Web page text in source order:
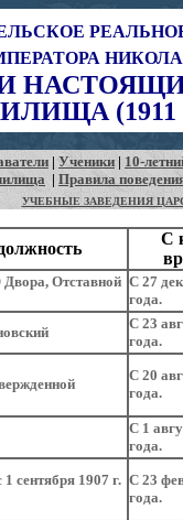
(1911
| Ученики | 10-
| Правила
УЧЕБНЫЕ ЗАВЕДЕНИЯ
С
Отставной С 27
года.
С 23
года.
С 20
года.
С 1
года.
сентября 1907 г. С 23
года.